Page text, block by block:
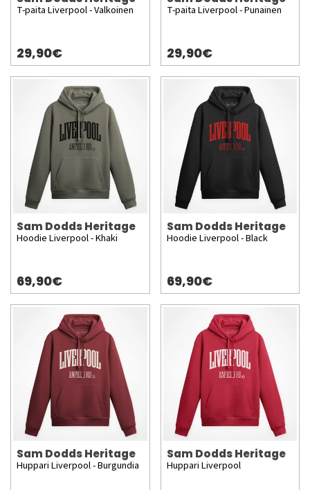
T-paita Liverpool - Valkoinen
29,90€
T-paita Liverpool - Punainen
29,90€
Sam Dodds Heritage
Hoodie Liverpool - Khaki
69,90€
Sam Dodds Heritage
Hoodie Liverpool - Black
69,90€
Sam Dodds Heritage
Huppari Liverpool - Burgundia
Sam Dodds Heritage
Huppari Liverpool